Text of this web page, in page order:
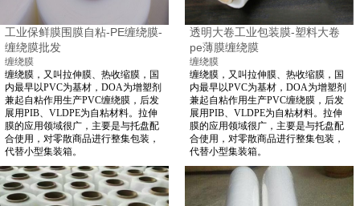
工业保鲜膜围膜自粘-PE缠绕膜-
缠绕膜批发
缠绕膜
缠绕膜，又叫拉伸膜、热收缩膜，国
内最早以PVC为基材，DOA为增塑剂
兼起自粘作用生产PVC缠绕膜，后发
展用PIB、VLDPE为自粘材料。拉伸
膜的应用领域很广，主要是与托盘配
合使用，对零散商品进行整集包装，
代替小型集装箱。
透明大卷工业包装膜-塑料大卷
pe薄膜缠绕膜
缠绕膜
缠绕膜，又叫拉伸膜、热收缩膜，国
内最早以PVC为基材，DOA为增塑剂
兼起自粘作用生产PVC缠绕膜，后发
展用PIB、VLDPE为自粘材料。拉伸
膜的应用领域很广，主要是与托盘配
合使用，对零散商品进行整集包装，
代替小型集装箱。